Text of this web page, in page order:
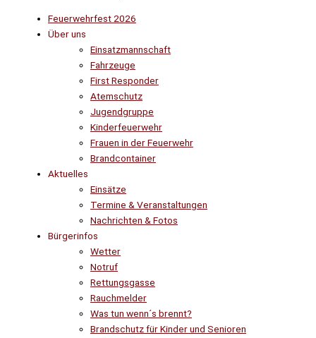
Feuerwehrfest 2026
Über uns
Einsatzmannschaft
Fahrzeuge
First Responder
Atemschutz
Jugendgruppe
Kinderfeuerwehr
Frauen in der Feuerwehr
Brandcontainer
Aktuelles
Einsätze
Termine & Veranstaltungen
Nachrichten & Fotos
Bürgerinfos
Wetter
Notruf
Rettungsgasse
Rauchmelder
Was tun wenn´s brennt?
Brandschutz für Kinder und Senioren